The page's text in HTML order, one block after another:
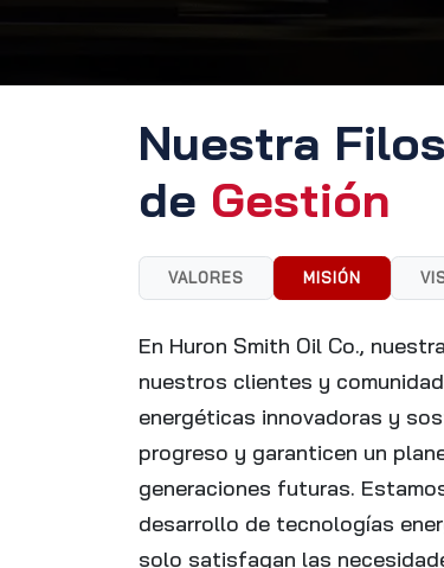
Nuestra
de Gestión
VALORES MISIÓN
En Huron Smith Oil Co.,
nuestros clientes y
energéticas innovadoras y
progreso y garanticen un
generaciones futuras.
desarrollo de tecnologías
solo satisfagan las